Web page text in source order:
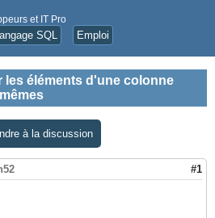
et IT Pro
SQL Emploi
les éléments d'une colonne
à la discussion
#1